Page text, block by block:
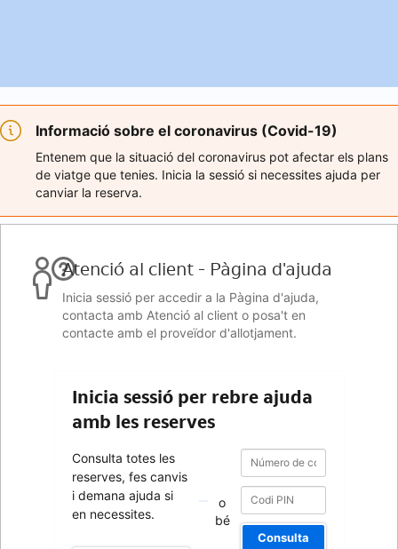
Informació sobre el coronavirus (Covid-19)
Entenem que la situació del coronavirus pot afectar els plans
de viatge que tenies. Inicia la sessió si necessites ajuda per
canviar la reserva.
Atenció al client - Pàgina d'ajuda
Inicia sessió per accedir a la Pàgina d'ajuda,
contacta amb Atenció al client o posa't en
contacte amb el proveïdor d'allotjament.
Inicia sessió per rebre ajuda
amb les reserves
Consulta totes les
reserves, fes canvis
i demana ajuda si
en necessites.
o
bé
Número
de
confirmació
Número
confirmació
Consulta